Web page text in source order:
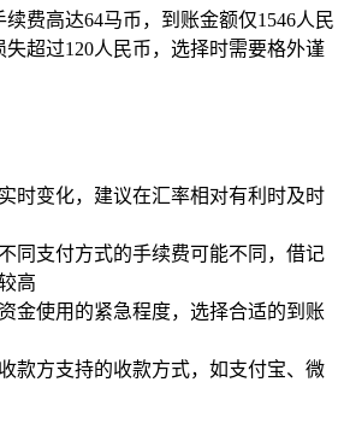
费高达64马币，到账金额仅1546人民
超过120人民币，选择时需要格外谨
时变化，建议在汇率相对有利时及时
同支付方式的手续费可能不同，借记
高
金使用的紧急程度，选择合适的到账
款方支持的收款方式，如支付宝、微